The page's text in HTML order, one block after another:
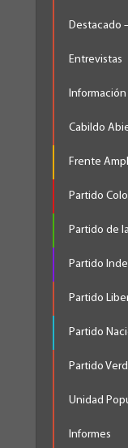
Destacado
Entrevistas
Información
Cabildo
Frente
Partido
Partido de
Partido
Partido
Partido
Partido
Unidad
Informes